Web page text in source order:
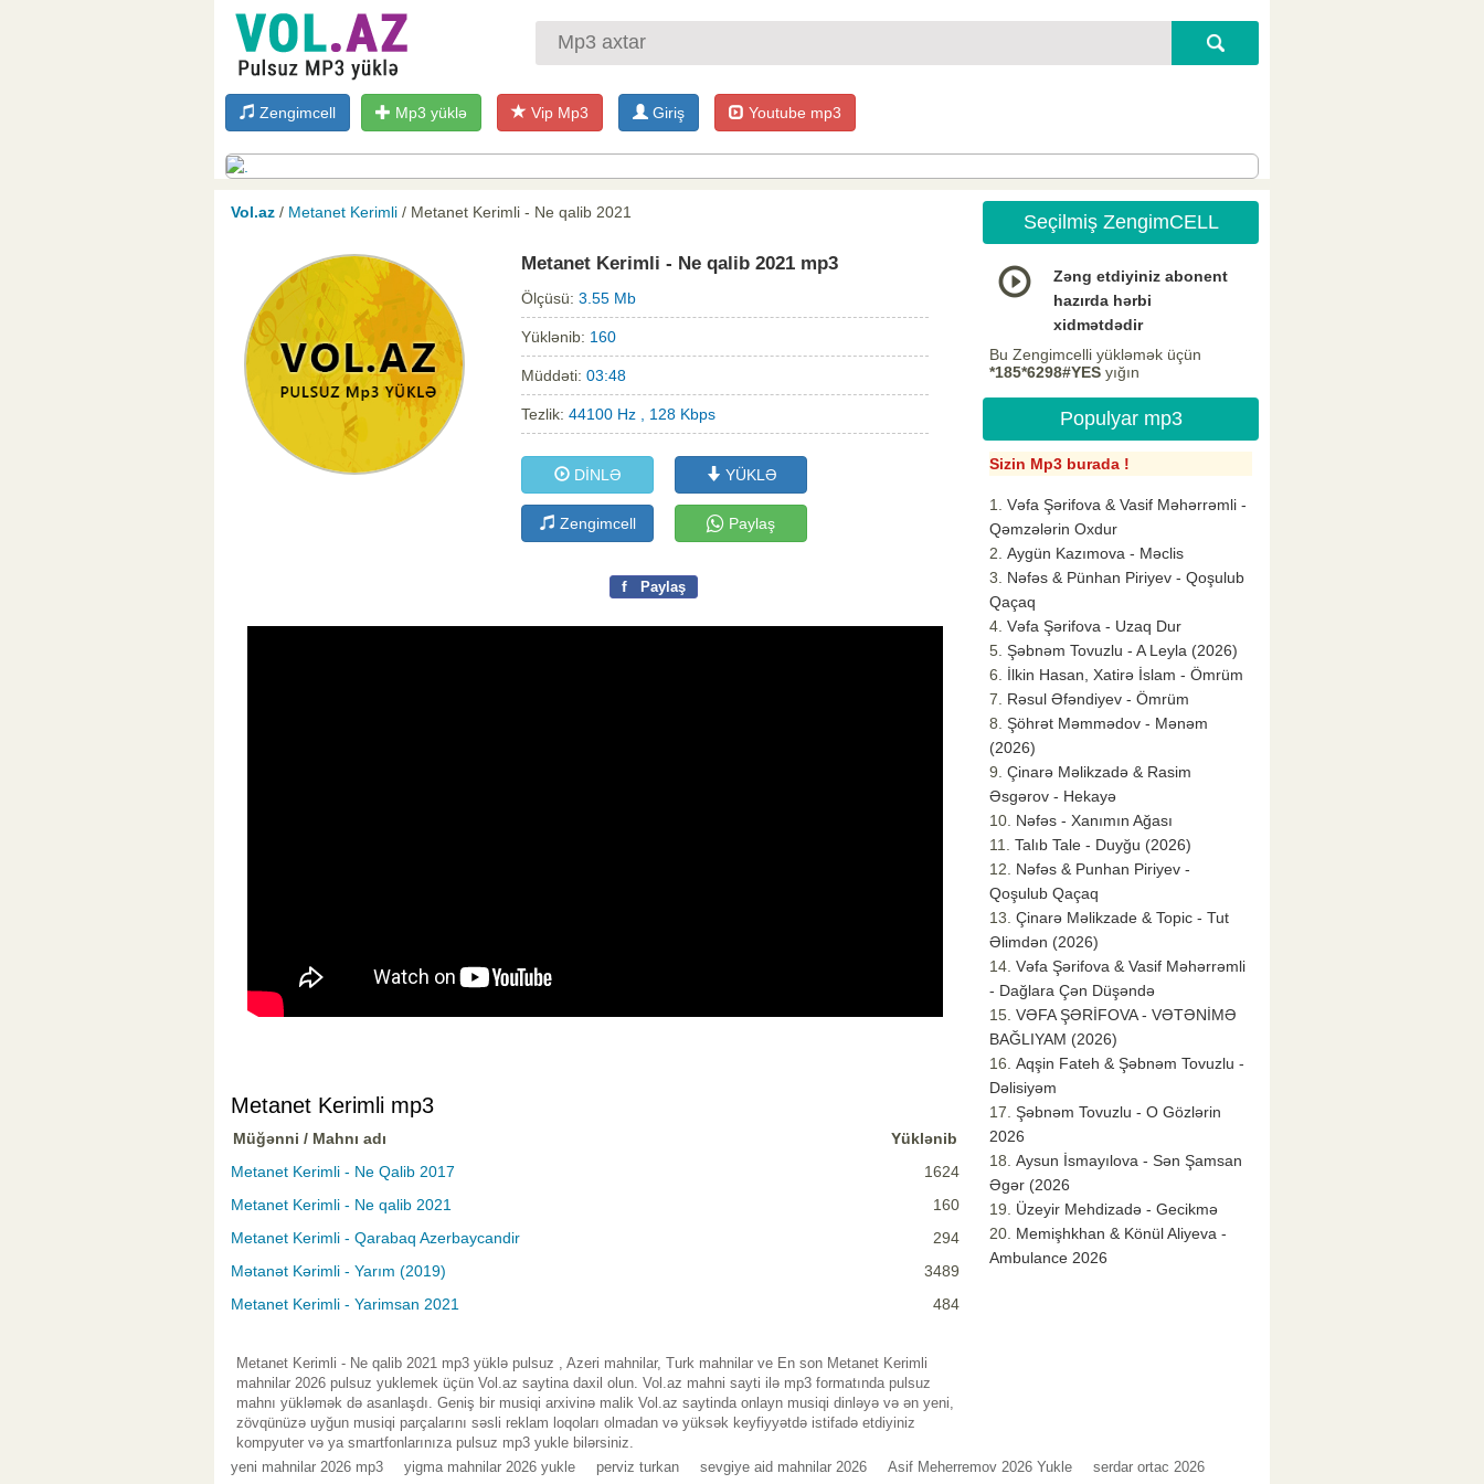
Zengimcell Mp3 yüklə Vip Mp3 Giriş Youtube mp3
Vol.az / Metanet Kerimli / Metanet Kerimli - Ne qalib 2021
Metanet Kerimli - Ne qalib 2021 mp3
Ölçüsü: 3.55 Mb
Yüklənib: 160
Müddəti: 03:48
Tezlik: 44100 Hz , 128 Kbps
DİNLƏ YÜKLƏ
Zengimcell Paylaş
f Paylaş
Metanet Kerimli mp3
Müğənni / Mahnı adı
Yüklənib
Metanet Kerimli - Ne Qalib 2017
1624
Metanet Kerimli - Ne qalib 2021
160
Metanet Kerimli - Qarabaq Azerbaycandir
294
Mətanət Kərimli - Yarım (2019)
3489
Metanet Kerimli - Yarimsan 2021
484
Metanet Kerimli - Ne qalib 2021 mp3 yüklə pulsuz , Azeri mahnilar, Turk mahnilar ve En son Metanet Kerimli
mahnilar 2026 pulsuz yuklemek üçün Vol.az saytina daxil olun. Vol.az mahni sayti ilə mp3 formatında pulsuz
mahnı yükləmək də asanlaşdı. Geniş bir musiqi arxivinə malik Vol.az saytinda onlayn musiqi dinləyə və ən yeni,
zövqünüzə uyğun musiqi parçalarını səsli reklam loqoları olmadan və yüksək keyfiyyətdə istifadə etdiyiniz
kompyuter və ya smartfonlarınıza pulsuz mp3 yukle bilərsiniz.
Seçilmiş ZengimCELL
Zəng etdiyiniz abonent
hazırda hərbi
xidmətdədir
Bu Zengimcelli yükləmək üçün
*185*6298#YES yığın
Populyar mp3
Sizin Mp3 burada !
Vəfa Şərifova & Vasif Məhərrəmli -
Qəmzələrin Oxdur
Aygün Kazımova - Məclis
Nəfəs & Pünhan Piriyev - Qoşulub
Qaçaq
Vəfa Şərifova - Uzaq Dur
Şəbnəm Tovuzlu - A Leyla (2026)
İlkin Hasan, Xatirə İslam - Ömrüm
Rəsul Əfəndiyev - Ömrüm
Şöhrət Məmmədov - Mənəm
(2026)
Çinarə Məlikzadə & Rasim
Əsgərov - Hekayə
Nəfəs - Xanımın Ağası
Talıb Tale - Duyğu (2026)
Nəfəs & Punhan Piriyev -
Qoşulub Qaçaq
Çinarə Məlikzade & Topic - Tut
Əlimdən (2026)
Vəfa Şərifova & Vasif Məhərrəmli
- Dağlara Çən Düşəndə
VƏFA ŞƏRİFOVA - VƏTƏNİMƏ
BAĞLIYAM (2026)
Aqşin Fateh & Şəbnəm Tovuzlu -
Dəlisiyəm
Şəbnəm Tovuzlu - O Gözlərin
2026
Aysun İsmayılova - Sən Şamsan
Əgər (2026
Üzeyir Mehdizadə - Gecikmə
Memişhkhan & Könül Aliyeva -
Ambulance 2026
yeni mahnilar 2026 mp3 yigma mahnilar 2026 yukle perviz turkan sevgiye aid mahnilar 2026 Asif Meherremov 2026 Yukle serdar ortac 2026